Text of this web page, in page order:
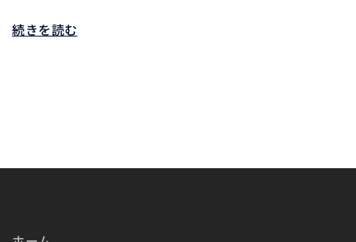
続きを読む